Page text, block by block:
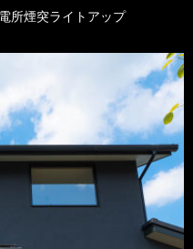
所煙突ライトアップ